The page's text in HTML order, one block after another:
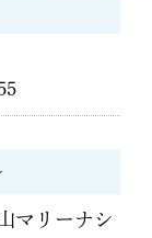
マリーナシ